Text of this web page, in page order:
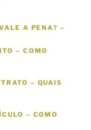
A PENA? –
– COMO
– QUAIS
– COMO